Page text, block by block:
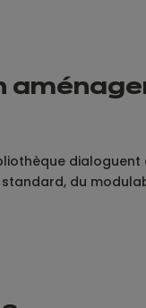
dialoguent
du